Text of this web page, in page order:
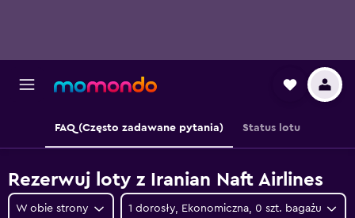
FAQ (Często zadawane pytania) Status lotu
Rezerwuj loty z Iranian Naft Airlines
W obie strony 1 dorosły, Ekonomiczna, 0 szt. bagażu